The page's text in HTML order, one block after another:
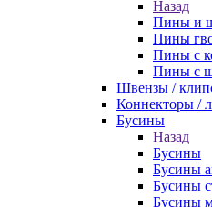
Назад
Пины и
Пины
Пины с
Пины с
Швензы /
Коннекторы /
Бусины
Назад
Бусины
Бусины
Бусины
Бусины